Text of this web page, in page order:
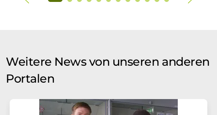
Weitere News von unseren anderen
Portalen